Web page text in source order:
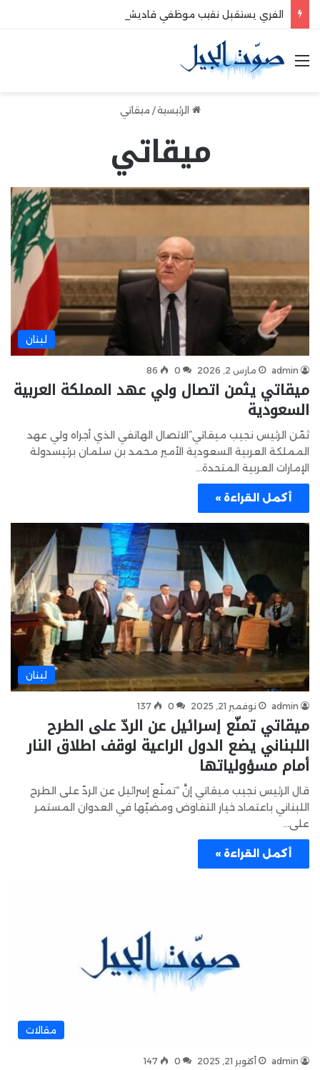
الفري يستقبل نقيب موظفي قاديشا
القائمة
الرئيسية / ميقاتي
ميقاتي
لبنان
admin مارس 2, 2026 0
86
ميقاتي يثمن اتصال ولي عهد المملكة العربية
السعودية
ثمّن الرئيس نجيب ميقاتي”الاتصال الهاتفي الذي أجراه ولي عهد
المملكة العربية السعودية الأمير محمد بن سلمان برئيسدولة
الإمارات العربية المتحدة…
أكمل القراءة »
لبنان
admin نوفمبر 21, 2025 0
137
ميقاتي تمنّع إسرائيل عن الردّ على الطرح
اللبناني يضع الدول الراعية لوقف اطلاق النار
أمام مسؤولياتها
قال الرئيس نجيب ميقاتي إنَّ “تمنّع إسرائيل عن الردّ على الطرح
اللبناني باعتماد خيار التفاوض ومضيّها في العدوان المستمر
على…
أكمل القراءة »
مقالات
admin أكتوبر 21, 2025 0
147